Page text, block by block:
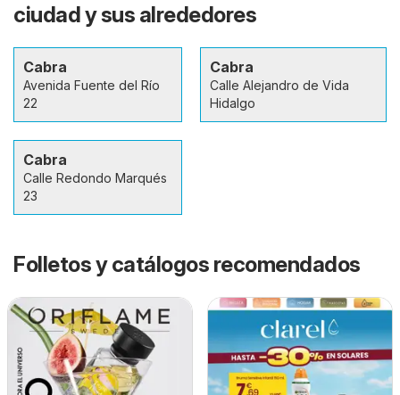
ciudad y sus alrededores
Cabra
Avenida Fuente del Río
22
Cabra
Calle Alejandro de Vida
Hidalgo
Cabra
Calle Redondo Marqués
23
Folletos y catálogos recomendados